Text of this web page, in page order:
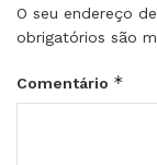
O seu endereço
obrigatórios são
Comentário *